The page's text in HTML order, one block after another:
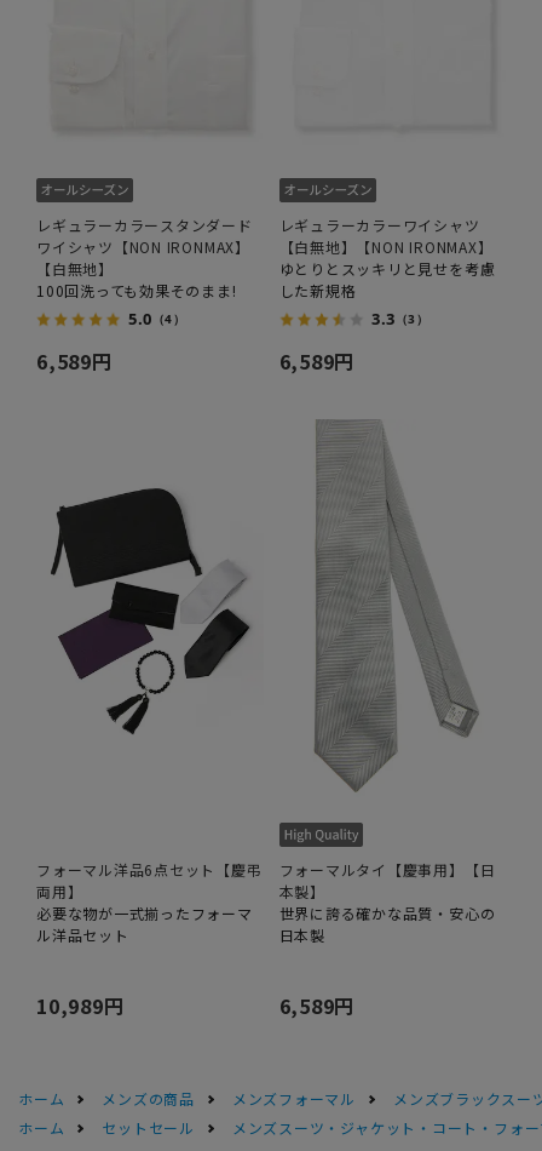
レギュラーカラースタンダード
ワイシャツ【NON IRONMAX】
【白無地】
100回洗っても効果そのまま!
5.0 （4）
6,589円
レギュラーカラーワイシャツ
【白無地】【NON IRONMAX】
ゆとりとスッキリと見せを考慮
した新規格
3.3 （3）
6,589円
フォーマル洋品6点セット【慶弔
両用】
必要な物が一式揃ったフォーマ
ル洋品セット
10,989円
フォーマルタイ【慶事用】【日
本製】
世界に誇る確かな品質・安心の
日本製
6,589円
ホーム メンズの商品 メンズフォーマル
メンズブラックスー
ホーム
セットセール メンズスーツ・ジャケット・コート・フォ